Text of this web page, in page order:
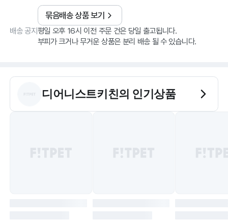
묶음배송 상품 보기
배송 공지평일 오후 16시 이전 주문 건은 당일 출고됩니다.
부피가 크거나 무거운 상품은 분리 배송 될 수 있습니다.
디어니스트키친의 인기상품